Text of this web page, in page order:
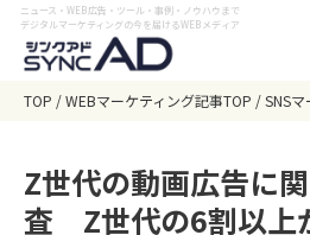
ニュース・WEB広告・ツール・事例・ノウハウまで
デジタルマーケティングの今を届けるWEBメディア
TOP WEBマーケティング記事TOP SNS
Z世代の動画広告に
査 Z世代の6割以上